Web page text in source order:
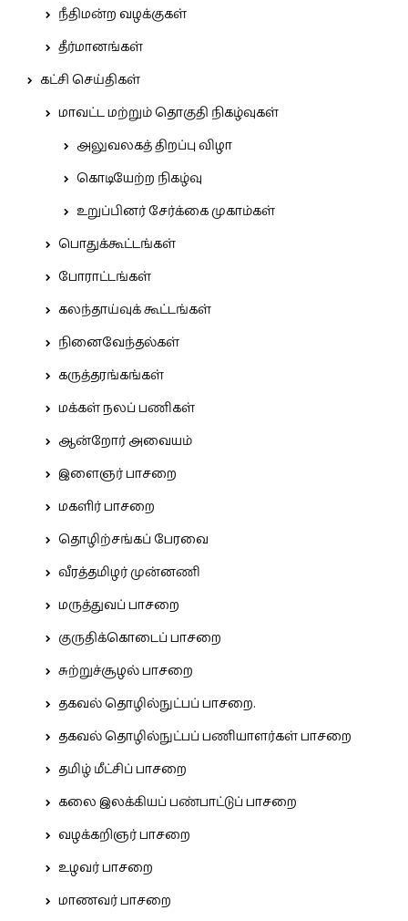
நீதிமன்ற வழக்குகள்
தீர்மானங்கள்
கட்சி செய்திகள்
மாவட்ட மற்றும் தொகுதி நிகழ்வுகள்
அலுவலகத் திறப்பு விழா
கொடியேற்ற நிகழ்வு
உறுப்பினர் சேர்க்கை முகாம்கள்
பொதுக்கூட்டங்கள்
போராட்டங்கள்
கலந்தாய்வுக் கூட்டங்கள்
நினைவேந்தல்கள்
கருத்தரங்கங்கள்
மக்கள் நலப் பணிகள்
ஆன்றோர் அவையம்
இளைஞர் பாசறை
மகளிர் பாசறை
தொழிற்சங்கப் பேரவை
வீரத்தமிழர் முன்னணி
மருத்துவப் பாசறை
குருதிக்கொடைப் பாசறை
சுற்றுச்சூழல் பாசறை
தகவல் தொழில்நுட்பப் பாசறை.
தகவல் தொழில்நுட்பப் பணியாளர்கள் பாசறை
தமிழ் மீட்சிப் பாசறை
கலை இலக்கியப் பண்பாட்டுப் பாசறை
வழக்கறிஞர் பாசறை
உழவர் பாசறை
மாணவர் பாசறை